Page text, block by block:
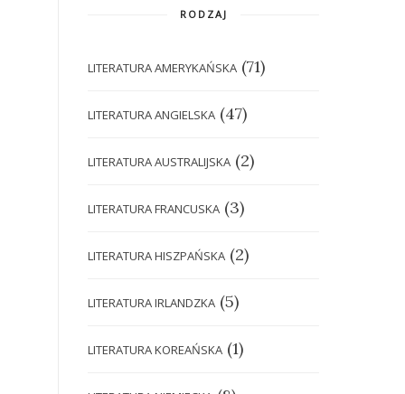
RODZAJ
LITERATURA AMERYKAŃSKA (71)
LITERATURA ANGIELSKA (47)
LITERATURA AUSTRALIJSKA (2)
LITERATURA FRANCUSKA (3)
LITERATURA HISZPAŃSKA (2)
LITERATURA IRLANDZKA (5)
LITERATURA KOREAŃSKA (1)